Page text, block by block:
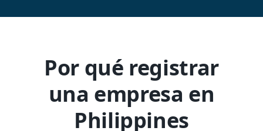
Por qué registrar
una empresa en
Philippines